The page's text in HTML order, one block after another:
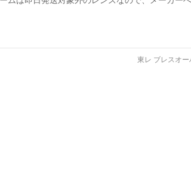
東レ ブレスオー